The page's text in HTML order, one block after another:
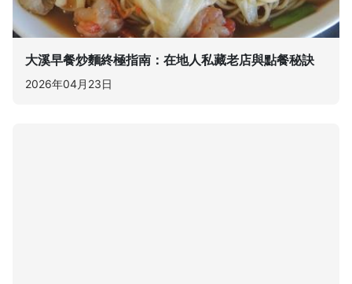
大溪早餐炒麵終極指南：在地人私藏老店與點餐秘訣
2026年04月23日